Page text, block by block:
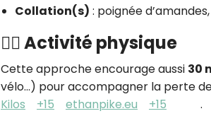
Collation(s) : poignée
🏃‍♀️ Activité physique
Cette approche encourage aussi 30
vélo…) pour accompagner la perte
Kilos
+15 ethanpike.eu +15 .